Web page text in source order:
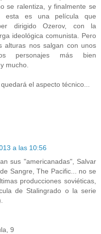
se ralentiza, y finalmente se
esta es una película que
dirigido Ozerov, con la
ideológica comunista. Pero
alturas nos salgan con unos
personajes más bien
mucho.
el aspecto técnico...
a las 10:56
sus "americanadas", Salvar
Sangre, The Pacific... no se
producciones soviéticas,
de Stalingrado o la serie
9